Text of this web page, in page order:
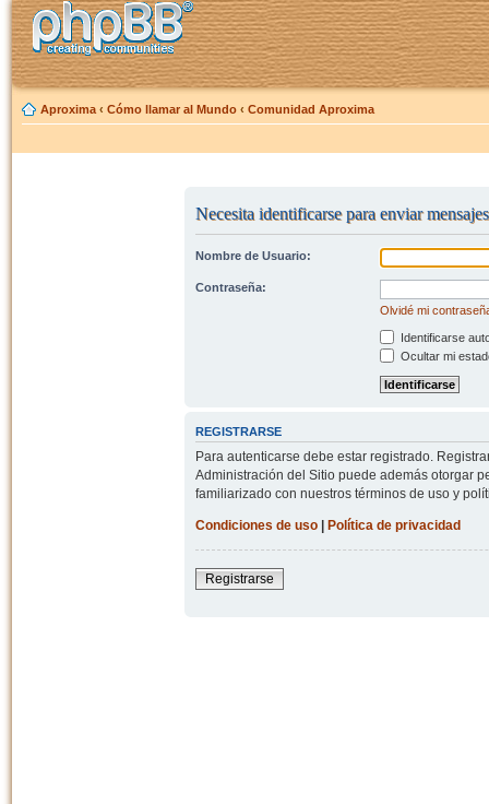
Aproxima ‹ Cómo llamar al Mundo ‹ Comunidad Aproxima
Necesita identificarse para enviar
Nombre de Usuario:
Contraseña:
Olvidé mi
Identificarse
Ocultar mi
REGISTRARSE
Para autenticarse debe estar registrado.
Administración del Sitio puede además otorgar
familiarizado con nuestros términos de uso y
Condiciones de uso| Política de privacidad
Registrarse